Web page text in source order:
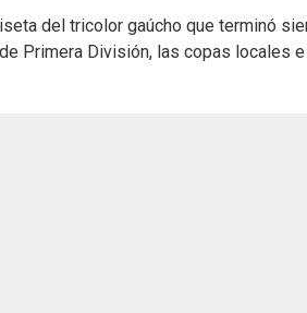
del tricolor gaúcho que terminó
Primera División, las copas locales